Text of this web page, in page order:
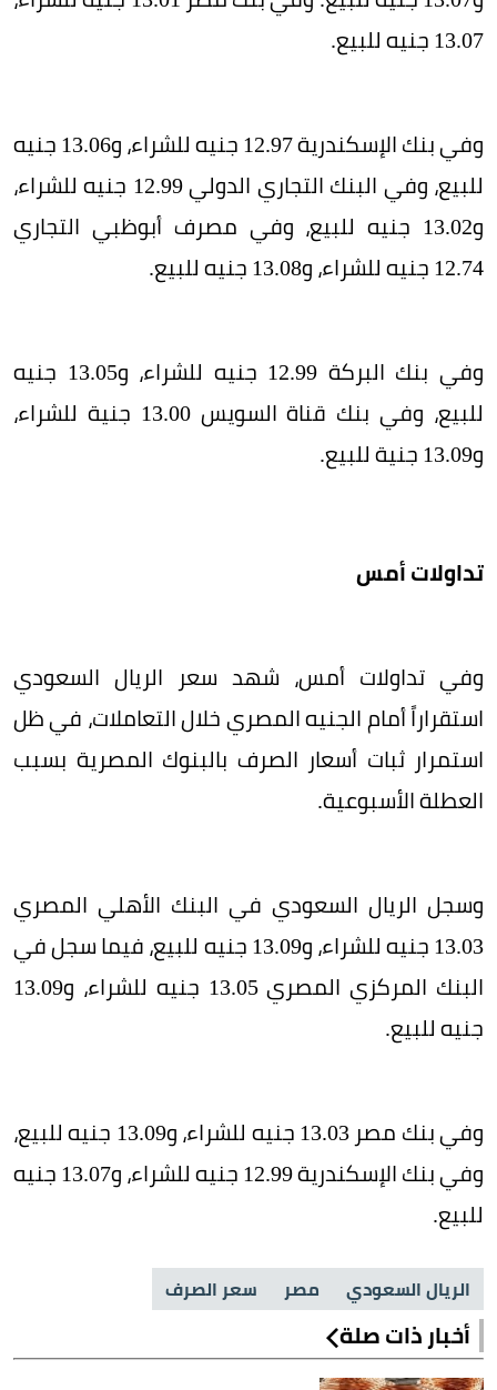
13.07 جنيه للبيع.
وفي بنك الإسكندرية 12.97 جنيه للشراء، و13.06 جنيه
للبيع، وفي البنك التجاري الدولي 12.99 جنيه للشراء،
و13.02 جنيه للبيع، وفي مصرف أبوظبي التجاري
12.74 جنيه للشراء، و13.08 جنيه للبيع.
وفي بنك البركة 12.99 جنيه للشراء، و13.05 جنيه
للبيع، وفي بنك قناة السويس 13.00 جنية للشراء،
و13.09 جنية للبيع.
تداولات أمس
وفي تداولات أمس، شهد سعر الريال السعودي
استقراراً أمام الجنيه المصري خلال التعاملات، في ظل
استمرار ثبات أسعار الصرف بالبنوك المصرية بسبب
العطلة الأسبوعية.
وسجل الريال السعودي في البنك الأهلي المصري
13.03 جنيه للشراء، و13.09 جنيه للبيع، فيما سجل في
البنك المركزي المصري 13.05 جنيه للشراء، و13.09
جنيه للبيع.
وفي بنك مصر 13.03 جنيه للشراء، و13.09 جنيه للبيع،
وفي بنك الإسكندرية 12.99 جنيه للشراء، و13.07 جنيه
للبيع.
الريال السعودي مصر سعر الصرف
أخبار ذات صلة